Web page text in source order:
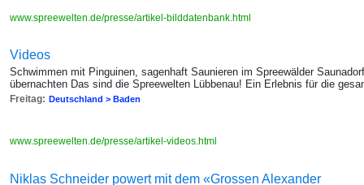
www.spreewelten.de/presse/artikel-bilddatenbank.html
Videos
Schwimmen mit Pinguinen, sagenhaft Saunieren im Spreewälder
übernachten Das sind die Spreewelten Lübbenau! Ein Erlebnis für die
Freitag: Deutschland > Baden
www.spreewelten.de/presse/artikel-videos.html
Niklas Schneider powert mit dem «Grossen Alexander